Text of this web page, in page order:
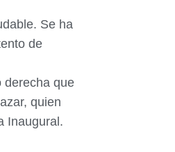
Se ha
de
derecha que
quien
Inaugural.